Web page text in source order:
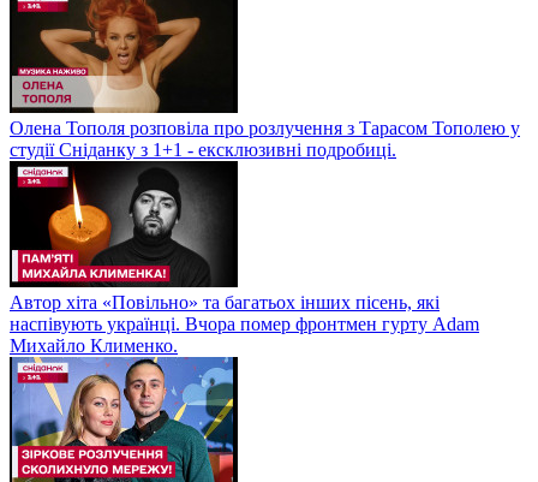
Олена Тополя розповіла про розлучення з Тарасом Тополею у
студії Сніданку з 1+1 - ексклюзивні подробиці.
Автор хіта «Повільно» та багатьох інших пісень, які
наспівують українці. Вчора помер фронтмен гурту Adam
Михайло Клименко.